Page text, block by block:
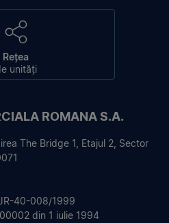
Rețea
unități
ROMANA S.A.
The Bridge 1, Etajul 2, Sector
40-008/1999
din 1 iulie 1994